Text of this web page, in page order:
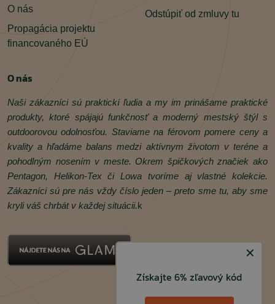
O nás
Propagácia projektu
financovaného EÚ
Odstúpiť od zmluvy tu
O nás
Naši zákazníci sú praktickí ľudia a my im prinášame praktické
produkty, ktoré spájajú funkčnosť a moderný mestský štýl s
outdoorovou odolnosťou. Staviame na férovom pomere ceny a
kvality a hľadáme balans medzi aktívnym životom v teréne a
pohodlným nosením v meste. Okrem špičkových značiek ako
Pentagon, Helikon‑Tex či Lowa tvoríme aj vlastné kolekcie.
Zákazníci sú pre nás vždy číslo jeden – preto sme tu, aby sme
kryli váš chrbát v každej situácii.k
Facebook
Instagram
✕
Získajte 6% zľavový kód